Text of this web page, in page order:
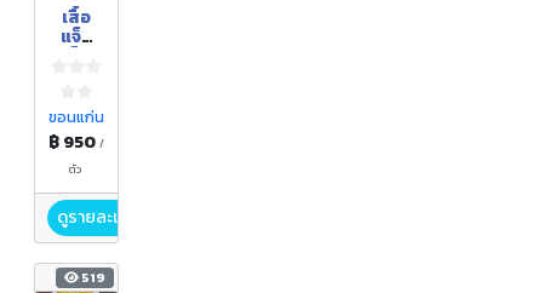
เสื้อ
แจ็ค
ขอนแก่น
฿ 950 /
ตัว
ดูรายละเอียด
519